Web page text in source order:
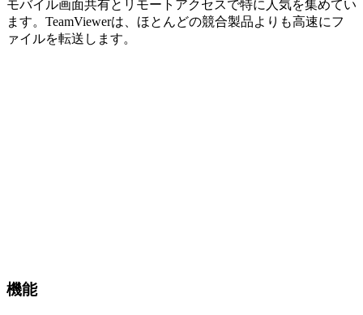
モバイル画面共有とリモートアクセスで特に人気を集めてい
ます。TeamViewerは、ほとんどの競合製品よりも高速にフ
ァイルを転送します。
機能